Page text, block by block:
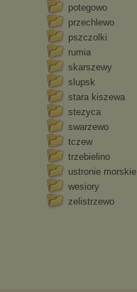
potegowo
przechlewo
pszczolki
rumia
skarszewy
slupsk
stara kiszewa
stezyca
swarzewo
tczew
trzebielino
ustronie morskie
wesiory
zelistrzewo